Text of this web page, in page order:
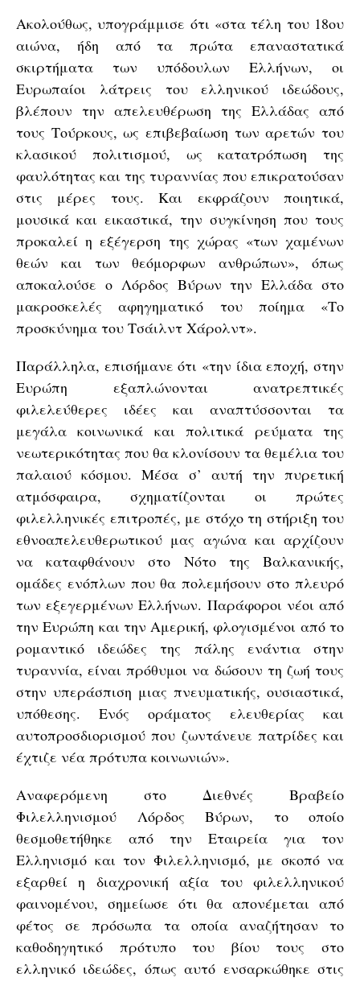
Ακολούθως, υπογράμμισε ότι «στα τέλη του 18ου
αιώνα, ήδη από τα πρώτα επαναστατικά
σκιρτήματα των υπόδουλων Ελλήνων, οι
Ευρωπαίοι λάτρεις του ελληνικού ιδεώδους,
βλέπουν την απελευθέρωση της Ελλάδας από
τους Τούρκους, ως επιβεβαίωση των αρετών του
κλασικού πολιτισμού, ως κατατρόπωση της
φαυλότητας και της τυραννίας που επικρατούσαν
στις μέρες τους. Και εκφράζουν ποιητικά,
μουσικά και εικαστικά, την συγκίνηση που τους
προκαλεί η εξέγερση της χώρας «των χαμένων
θεών και των θεόμορφων ανθρώπων», όπως
αποκαλούσε ο Λόρδος Βύρων την Ελλάδα στο
μακροσκελές αφηγηματικό του ποίημα «Το
προσκύνημα του Τσάιλντ Χάρολντ».
Παράλληλα, επισήμανε ότι «την ίδια εποχή, στην
Ευρώπη εξαπλώνονται ανατρεπτικές
φιλελεύθερες ιδέες και αναπτύσσονται τα
μεγάλα κοινωνικά και πολιτικά ρεύματα της
νεωτερικότητας που θα κλονίσουν τα θεμέλια του
παλαιού κόσμου. Μέσα σ’ αυτή την πυρετική
ατμόσφαιρα, σχηματίζονται οι πρώτες
φιλελληνικές επιτροπές, με στόχο τη στήριξη του
εθνοαπελευθερωτικού μας αγώνα και αρχίζουν
να καταφθάνουν στο Νότο της Βαλκανικής,
ομάδες ενόπλων που θα πολεμήσουν στο πλευρό
των εξεγερμένων Ελλήνων. Παράφοροι νέοι από
την Ευρώπη και την Αμερική, φλογισμένοι από το
ρομαντικό ιδεώδες της πάλης ενάντια στην
τυραννία, είναι πρόθυμοι να δώσουν τη ζωή τους
στην υπεράσπιση μιας πνευματικής, ουσιαστικά,
υπόθεσης. Ενός οράματος ελευθερίας και
αυτοπροσδιορισμού που ζωντάνευε πατρίδες και
έχτιζε νέα πρότυπα κοινωνιών».
Αναφερόμενη στο Διεθνές Βραβείο
Φιλελληνισμού Λόρδος Βύρων, το οποίο
θεσμοθετήθηκε από την Εταιρεία για τον
Ελληνισμό και τον Φιλελληνισμό, με σκοπό να
εξαρθεί η διαχρονική αξία του φιλελληνικού
φαινομένου, σημείωσε ότι θα απονέμεται από
φέτος σε πρόσωπα τα οποία αναζήτησαν το
καθοδηγητικό πρότυπο του βίου τους στο
ελληνικό ιδεώδες, όπως αυτό ενσαρκώθηκε στις